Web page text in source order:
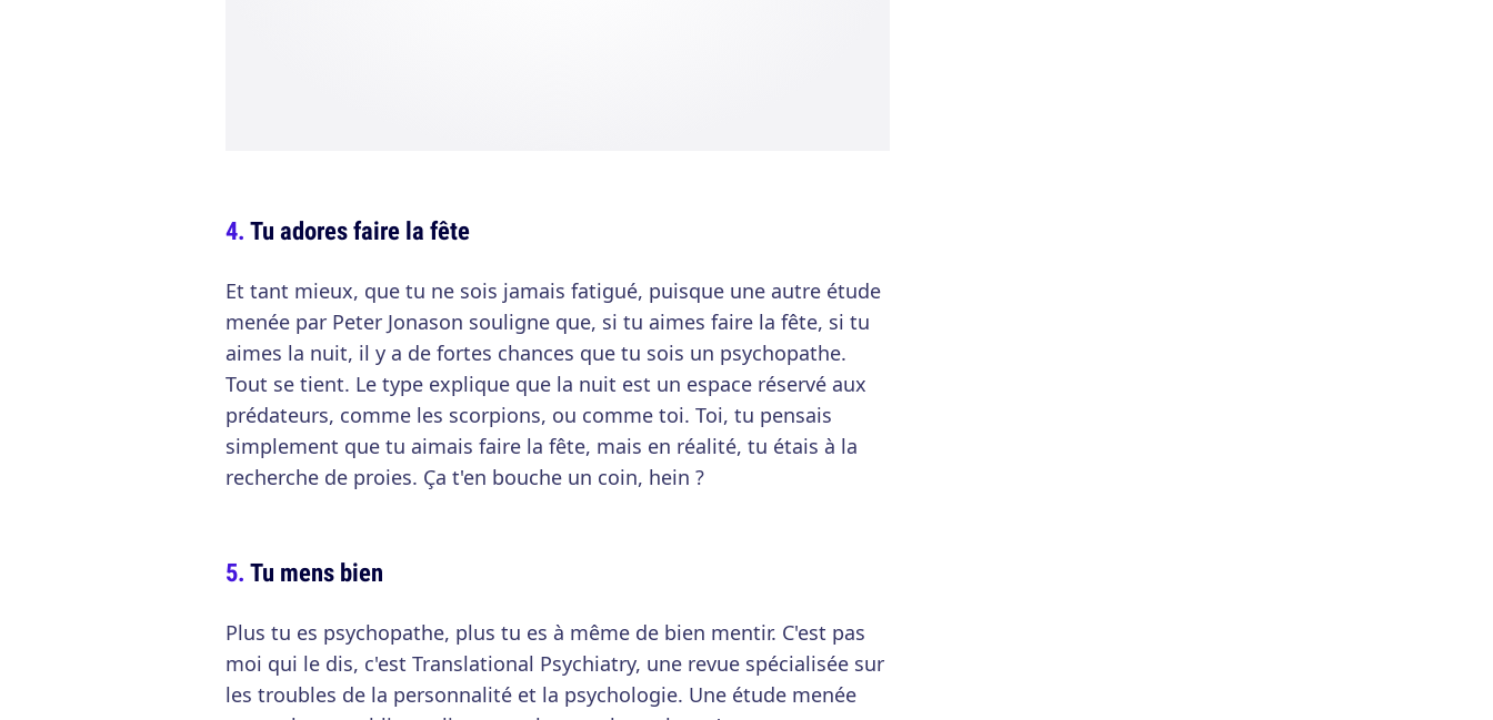
Tu adores faire la fête
Et tant mieux, que tu ne sois jamais fatigué, puisque une autre étude
menée par Peter Jonason souligne que, si tu aimes faire la fête, si tu
aimes la nuit, il y a de fortes chances que tu sois un psychopathe.
Tout se tient. Le type explique que la nuit est un espace réservé aux
prédateurs, comme les scorpions, ou comme toi. Toi, tu pensais
simplement que tu aimais faire la fête, mais en réalité, tu étais à la
recherche de proies. Ça t'en bouche un coin, hein ?
Tu mens bien
Plus tu es psychopathe, plus tu es à même de bien mentir. C'est pas
moi qui le dis, c'est Translational Psychiatry, une revue spécialisée sur
les troubles de la personnalité et la psychologie. Une étude menée